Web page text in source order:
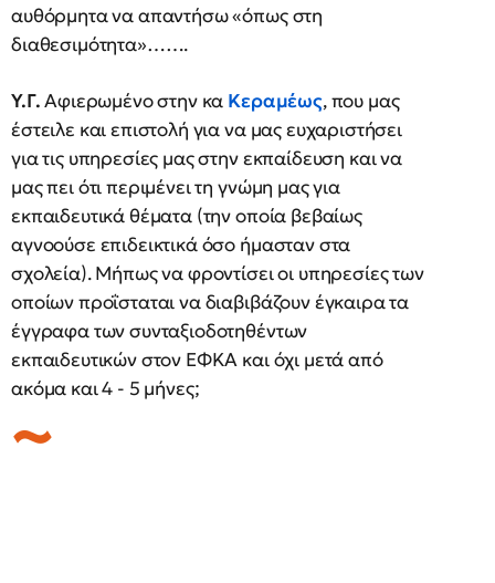
αυθόρμητα να απαντήσω «όπως στη
διαθεσιμότητα»…….
Υ.Γ.Αφιερωμένο στην κα Κεραμέως, που μας
έστειλε και επιστολή για να μας ευχαριστήσει
για τις υπηρεσίες μας στην εκπαίδευση και να
μας πει ότι περιμένει τη γνώμη μας για
εκπαιδευτικά θέματα (την οποία βεβαίως
αγνοούσε επιδεικτικά όσο ήμασταν στα
σχολεία). Μήπως να φροντίσει οι υπηρεσίες των
οποίων προΐσταται να διαβιβάζουν έγκαιρα τα
έγγραφα των συνταξιοδοτηθέντων
εκπαιδευτικών στον ΕΦΚΑ και όχι μετά από
ακόμα και 4 - 5 μήνες;